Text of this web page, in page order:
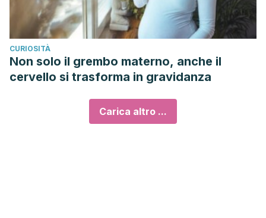
CURIOSITÀ
Non solo il grembo materno, anche il
cervello si trasforma in gravidanza
Carica altro ...